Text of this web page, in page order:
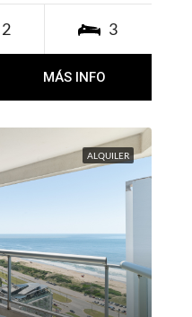
2 3
MÁS INFO
ALQUILER